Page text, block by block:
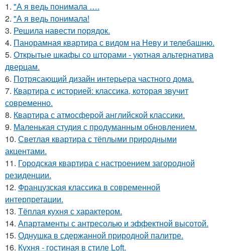
1. "А я ведь понимала ….
2. "А я ведь понимала!
3. Решила навести порядок.
4. Панорамная квартира с видом на Неву и телебашню.
5. Открытые шкафы со шторами - уютная альтернатива
дверцам.
6. Потрясающий дизайн интерьера частного дома.
7. Квартира с историей: классика, которая звучит
современно.
8. Квартира с атмосферой английской классики.
9. Маленькая студия с продуманным обновлением.
10. Светлая квартира с тёплыми природными
акцентами.
11. Городская квартира с настроением загородной
резиденции.
12. Французская классика в современной
интерпретации.
13. Тёплая кухня с характером.
14. Апартаменты с антресолью и эффектной высотой.
15. Однушка в сдержанной природной палитре.
16. Кухня - гостиная в стиле Loft.